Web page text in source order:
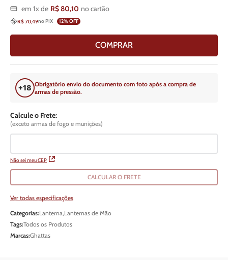
em 1x de R$80,10 no cartão
R$ 70,49no PIX 12% OFF
COMPRAR
Obrigatório envio do documento com foto após a compra de
armas de pressão.
Calcule o Frete:
(exceto armas de fogo e munições)
Não sei meu CEP
CALCULAR O FRETE
Ver todas especificações
Categorias:Lanterna,Lanternas de Mão
Tags:Todos os Produtos
Marcas:Ghattas